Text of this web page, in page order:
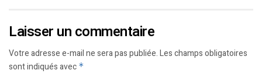
Laisser un commentaire
Votre adresse e-mail ne sera pas publiée.Les champs obligatoires
sont indiqués avec *